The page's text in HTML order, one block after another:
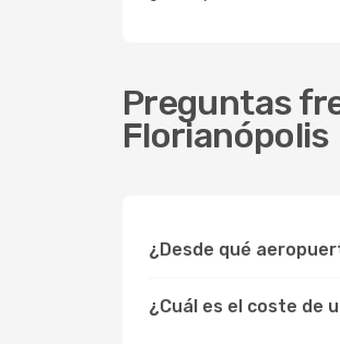
Preguntas
Florianópolis
¿Desde qué
¿Cuál es el coste de